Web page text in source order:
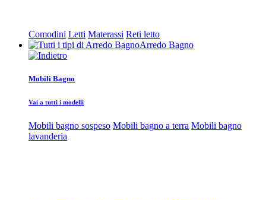
Comodini Letti Materassi Reti letto
Arredo Bagno
Mobili Bagno
Vai a tutti i modelli
Mobili bagno sospeso Mobili bagno a terra Mobili bagno
lavanderia